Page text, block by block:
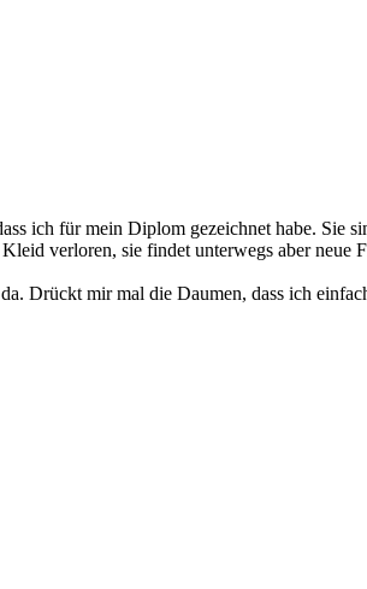
ich für mein Diplom gezeichnet habe. Sie
verloren, sie findet unterwegs aber neue
Drückt mir mal die Daumen, dass ich